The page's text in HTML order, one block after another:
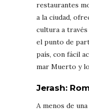
restaurantes
a la ciudad,
cultura a través
el punto de
país, con fácil
mar Muerto y
Jerash:
A menos de